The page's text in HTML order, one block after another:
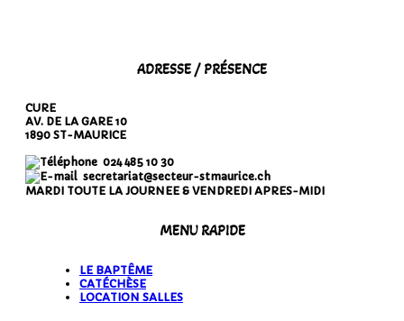
ADRESSE / PRÉSENCE
CURE
AV. DE LA GARE 10
1890 ST-MAURICE
024 485 10 30
secretariat@secteur-stmaurice.ch
MARDI TOUTE LA JOURNEE & VENDREDI APRES-MIDI
MENU RAPIDE
LE BAPTÊME
CATÉCHÈSE
LOCATION SALLES